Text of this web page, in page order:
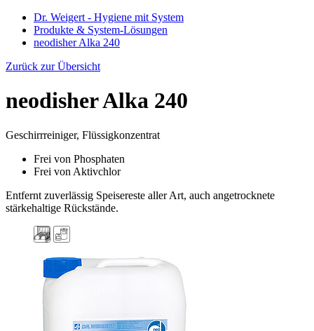
Dr. Weigert - Hygiene mit System
Produkte & System-Lösungen
neodisher Alka 240
Zurück zur Übersicht
neodisher Alka 240
Geschirrreiniger, Flüssigkonzentrat
Frei von Phosphaten
Frei von Aktivchlor
Entfernt zuverlässig Speisereste aller Art, auch angetrocknete
stärkehaltige Rückstände.